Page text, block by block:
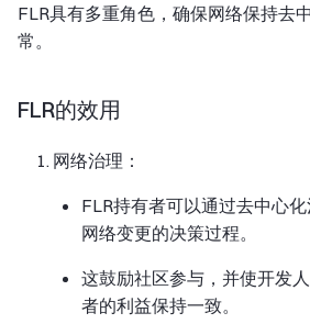
FLR具有多重角色，确保网络保持去
常。
FLR的效用
网络治理：
FLR持有者可以通过去中心
网络变更的决策过程。
这鼓励社区参与，并使开发
者的利益保持一致。